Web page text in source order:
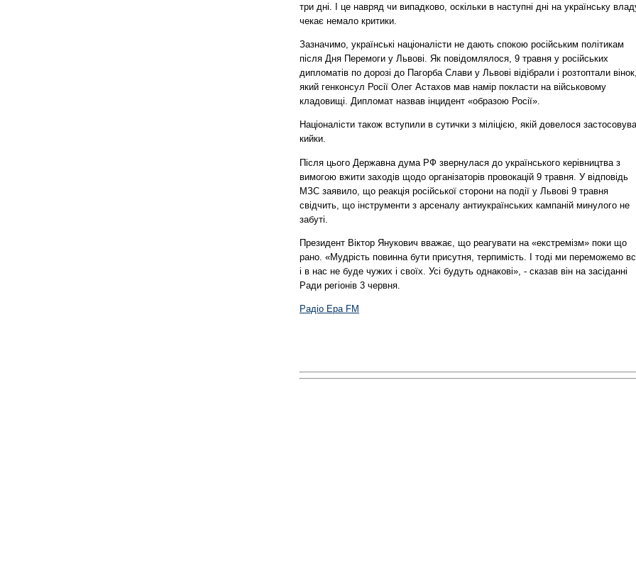
три дні. І це навряд чи випадково, оскільки в наступні дні на українську
чекає немало критики.
Зазначимо, українські націоналісти не дають спокою російським політикам
після Дня Перемоги у Львові. Як повідомлялося, 9 травня у російських
дипломатів по дорозі до Пагорба Слави у Львові відібрали і розтоптали вінок,
який генконсул Росії Олег Астахов мав намір покласти на військовому
кладовищі. Дипломат назвав інцидент «образою Росії».
Націоналісти також вступили в сутички з міліцією, якій довелося
кийки.
Після цього Державна дума РФ звернулася до українського керівництва з
вимогою вжити заходів щодо організаторів провокацій 9 травня. У відповідь
МЗС заявило, що реакція російської сторони на події у Львові 9 травня
свідчить, що інструменти з арсеналу антиукраїнських кампаній минулого не
забуті.
Президент Віктор Янукович вважає, що реагувати на «екстремізм» поки що
рано. «Мудрість повинна бути присутня, терпимість. І тоді ми переможемо
і в нас не буде чужих і своїх. Усі будуть однакові», - сказав він на засіданні
Ради регіонів 3 червня.
Радіо Ера FM